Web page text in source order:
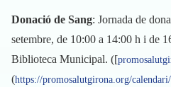
Donació de Sang: Jornada de
setembre, de 10:00 a 14:00 h i de
Biblioteca Municipal. ([
(https://promosalutgirona.org/